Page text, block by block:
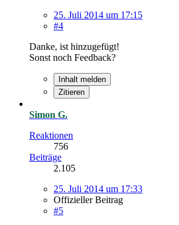
25. Juli 2014 um 17:15
#4
Danke, ist hinzugefügt!
Sonst noch Feedback?
Inhalt melden
Zitieren
Simon G.
Reaktionen
756
Beiträge
2.105
25. Juli 2014 um 17:33
Offizieller Beitrag
#5